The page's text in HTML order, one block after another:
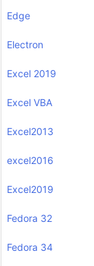
Edge
Electron
Excel 2019
Excel VBA
Excel2013
excel2016
Excel2019
Fedora 32
Fedora 34